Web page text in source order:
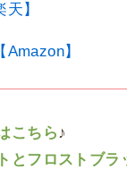
】
】
こちら ♪
とフロストブラ